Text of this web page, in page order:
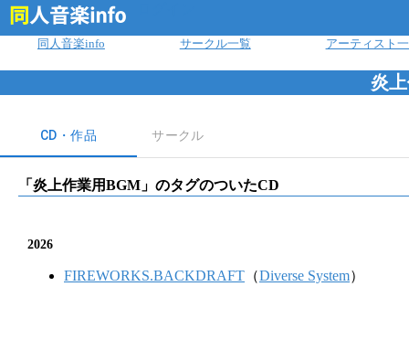
同人音楽info サークル一覧 アーティスト
炎
CD・作品 サークル
「 炎上作業用BGM 」のタグのついたCD
2026
FIREWORKS.BACKDRAFT （Diverse System）